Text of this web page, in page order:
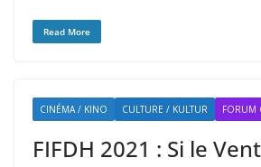
Read More
CINÉMA / KINO CULTURE / KULTUR FORUM
FIFDH 2021 : Si le